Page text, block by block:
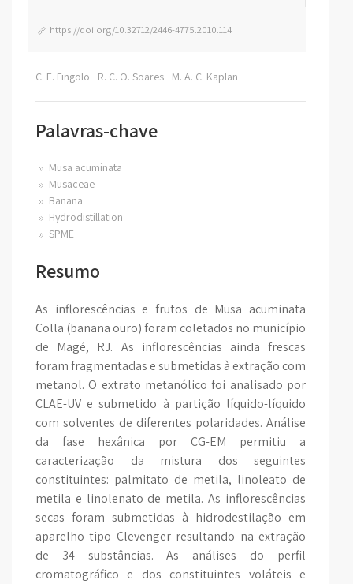
https://doi.org/10.32712/2446-4775.2010.114
C. E. Fingolo R. C. O. Soares M. A. C. Kaplan
Palavras-chave
Musa acuminata
Musaceae
Banana
Hydrodistillation
SPME
Resumo
As inflorescências e frutos de Musa acuminata
Colla (banana ouro) foram coletados no município
de Magé, RJ. As inflorescências ainda frescas
foram fragmentadas e submetidas à extração com
metanol. O extrato metanólico foi analisado por
CLAE-UV e submetido à partição líquido-líquido
com solventes de diferentes polaridades. Análise
da fase hexânica por CG-EM permitiu a
caracterização da mistura dos seguintes
constituintes: palmitato de metila, linoleato de
metila e linolenato de metila. As inflorescências
secas foram submetidas à hidrodestilação em
aparelho tipo Clevenger resultando na extração
de 34 substâncias. As análises do perfil
cromatográfico e dos constituintes voláteis e